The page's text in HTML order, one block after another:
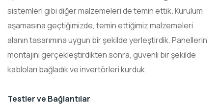
sistemleri gibi diğer malzemeleri de temin ettik. Kurulum
aşamasına geçtiğimizde, temin ettiğimiz malzemeleri
alanın tasarımına uygun bir şekilde yerleştirdik. Panellerin
montajını gerçekleştirdikten sonra, güvenli bir şekilde
kabloları bağladık ve invertörleri kurduk.
Testler ve Bağlantılar